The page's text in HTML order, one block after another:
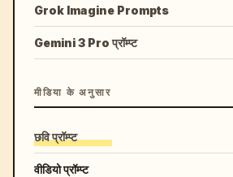
Grok Imagine Prompts
Gemini 3 Pro प्रॉम्प्ट
मीडिया के अनुसार
छवि प्रॉम्प्ट
वीडियो प्रॉम्प्ट